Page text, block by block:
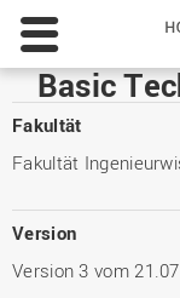
Basic
Fakultät
Fakultät
Version
Version 3 vom